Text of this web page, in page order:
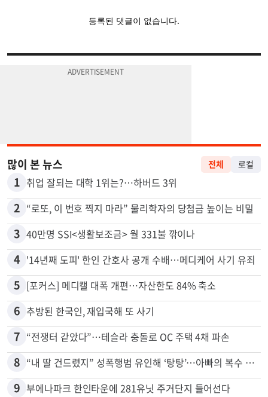
많이 본 뉴스 전체 로컬
1 취업 잘되는 대학 1위는?…하버드 3위
2 “로또, 이 번호 찍지 마라” 물리학자의 당첨금 높이는 비밀
3 40만명 SSI<생활보조금> 월 331불 깎이나
4 '14년째 도피' 한인 간호사 공개 수배…메디케어 사기 유죄
5 [포커스] 메디캘 대폭 개편…자산한도 84% 축소
6 추방된 한국인, 재입국해 또 사기
7 “전쟁터 같았다”…테슬라 충돌로 OC 주택 4채 파손
8 “내 딸 건드렸지” 성폭행범 유인해 ‘탕탕’…아빠의 복수 결말
9 부에나파크 한인타운에 281유닛 주거단지 들어선다